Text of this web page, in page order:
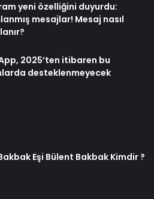
yeni özelliğini duyurdu:
mesajlar! Mesaj nasıl
2025’ten itibaren bu
desteklenmeyecek
Eşi Bülent Bakbak Kimdir ?